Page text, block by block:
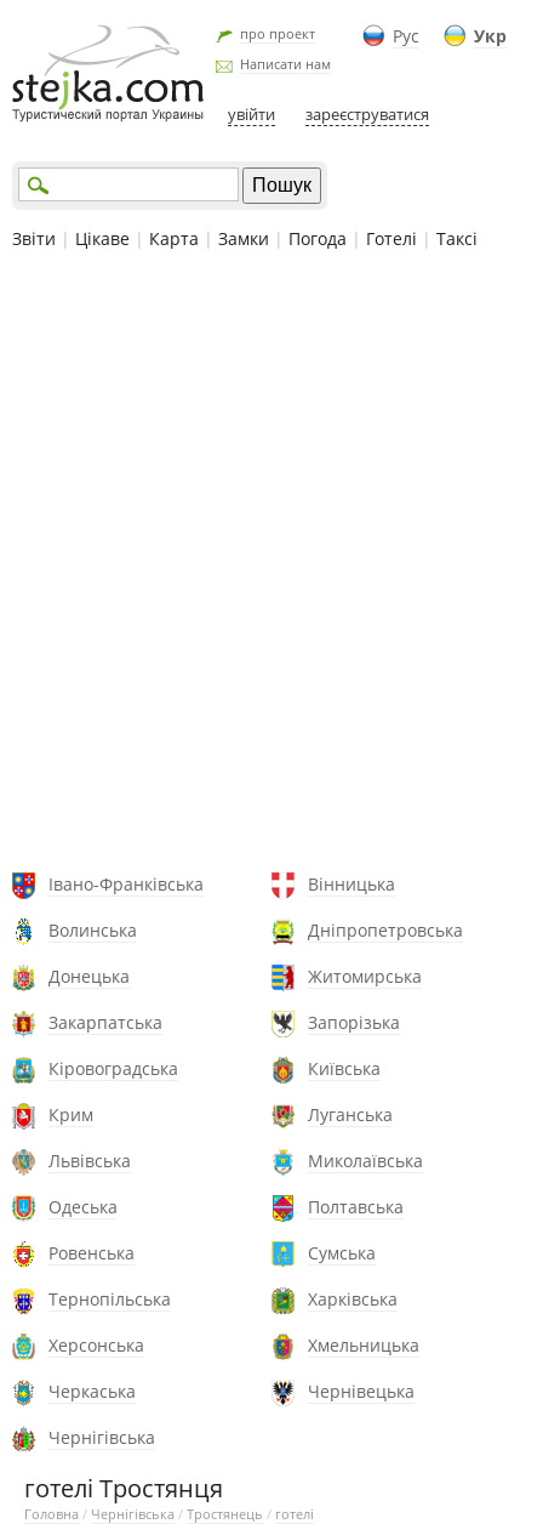
Рус Укр
про проект
Написати нам
увійти зареєструватися
Звіти | Цікаве | Карта | Замки | Погода | Готелі | Таксі
Івано-Франківська
Вінницька
Волинська
Дніпропетровська
Донецька
Житомирська
Закарпатська
Запорізька
Кіровоградська
Київська
Крим
Луганська
Львівська
Миколаївська
Одеська
Полтавська
Ровенська
Сумська
Тернопільська
Харківська
Херсонська
Хмельницька
Черкаська
Чернівецька
Чернігівська
готелі Тростянця
Головна / Чернігівська / Тростянець / готелі